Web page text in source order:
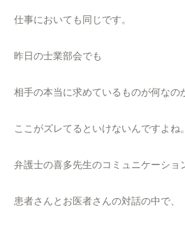
仕事においても同じです。
昨日の士業部会でも
相手の本当に求めているものが何なの
ここがズレてるといけないんですよね。
弁護士の喜多先生のコミュニケーショ
患者さんとお医者さんの対話の中で、